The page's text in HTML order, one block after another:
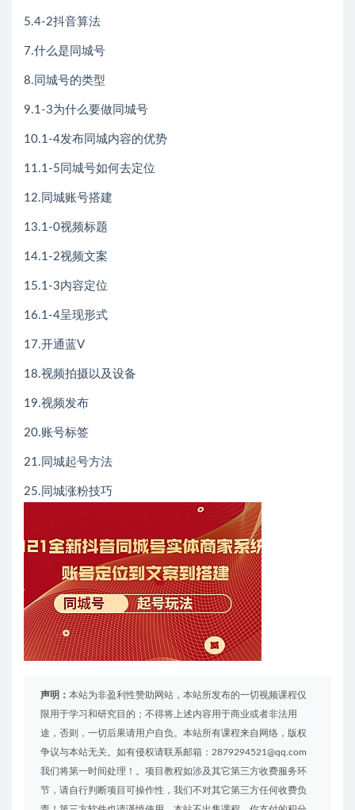
5.4-2抖音算法
7.什么是同城号
8.同城号的类型
9.1-3为什么要做同城号
10.1-4发布同城内容的优势
11.1-5同城号如何去定位
12.同城账号搭建
13.1-0视频标题
14.1-2视频文案
15.1-3内容定位
16.1-4呈现形式
17.开通蓝V
18.视频拍摄以及设备
19.视频发布
20.账号标签
21.同城起号方法
25.同城涨粉技巧
声明： 本站为非盈利性赞助网站，本站所发布的一切视频课程仅
限用于学习和研究目的；不得将上述内容用于商业或者非法用
途，否则，一切后果请用户自负。本站所有课程来自网络，版权
争议与本站无关。如有侵权请联系邮箱：2879294521@qq.com
我们将第一时间处理！。项目教程如涉及其它第三方收费服务环
节，请自行判断项目可操作性，我们不对其它第三方任何收费负